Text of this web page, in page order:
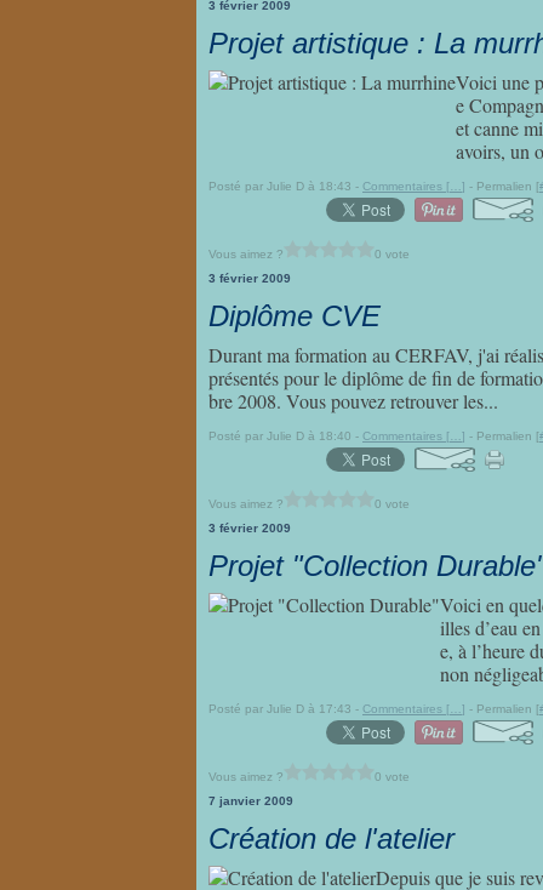
3 février 2009
Projet artistique : La
Voici une
e
et canne
avoirs, un
Posté par Julie D à 18:43 - Commentaires [ ] - Permalien [
Vous aimez ?
0 vote
3 février 2009
Diplôme CVE
Durant ma formation au CERFAV, j'ai
présentés pour le diplôme de fin de
bre 2008. Vous pouvez retrouver les...
Posté par Julie D à 18:40 - Commentaires [ ] - Permalien [
Vous aimez ?
0 vote
3 février 2009
Projet "Collection
Voici en
illes d’eau
e, à l’heure
non
Posté par Julie D à 17:43 - Commentaires [ ] - Permalien [
Vous aimez ?
0 vote
7 janvier 2009
Création de l'atelier
Depuis que je suis